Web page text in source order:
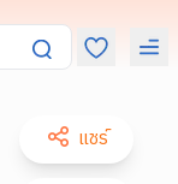
แชร์